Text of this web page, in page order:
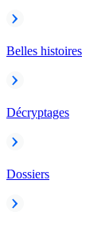
Belles histoires
Décryptages
Dossiers